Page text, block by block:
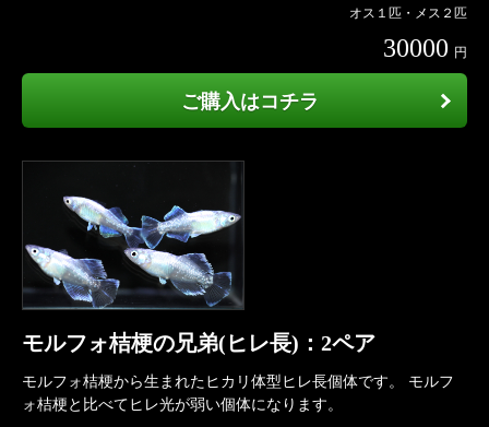
オス１匹・メス２匹
30000 円
ご購入はコチラ
モルフォ桔梗の兄弟(ヒレ長)：2ペア
モルフォ桔梗から生まれたヒカリ体型ヒレ長個体です。 モルフ
ォ桔梗と比べてヒレ光が弱い個体になります。